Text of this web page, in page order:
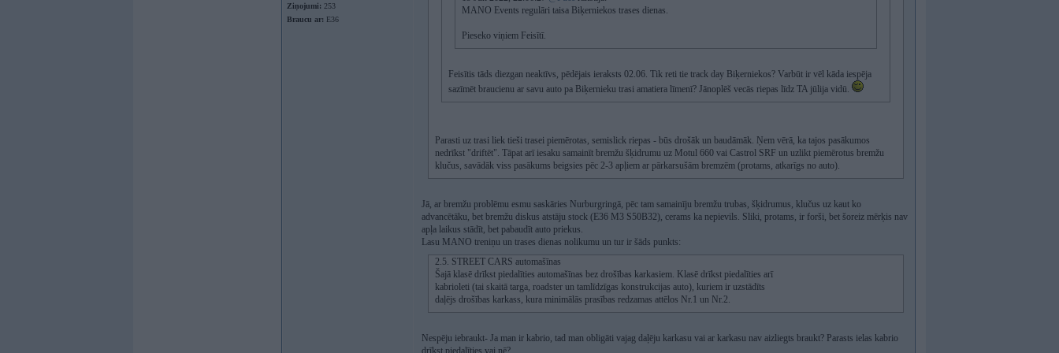
Ziņojumi: 253
Braucu ar: E36
MANO Events regulāri taisa Biķerniekos trases dienas.
Pieseko viņiem Feisītī.
Feisītis tāds diezgan neaktīvs, pēdējais ieraksts 02.06. Tik reti tie track day Biķerniekos? Varbūt ir vēl kāda iespēja
sazīmēt braucienu ar savu auto pa Biķernieku trasi amatiera līmenī? Jānoplēš vecās riepas līdz TA jūlija vidū.
Parasti uz trasi liek tieši trasei piemērotas, semislick riepas - būs drošāk un baudāmāk. Ņem vērā, ka tajos pasākumos
nedrīkst "driftēt". Tāpat arī iesaku samainīt bremžu šķidrumu uz Motul 660 vai Castrol SRF un uzlikt piemērotus bremžu
klučus, savādāk viss pasākums beigsies pēc 2-3 apļiem ar pārkarsušām bremzēm (protams, atkarīgs no auto).
Jā, ar bremžu problēmu esmu saskāries Nurburgringā, pēc tam samainīju bremžu trubas, šķidrumus, klučus uz kaut ko
advancētāku, bet bremžu diskus atstāju stock (E36 M3 S50B32), cerams ka nepievils. Sliki, protams, ir forši, bet šoreiz mērķis nav
apļa laikus stādīt, bet pabaudīt auto priekus.
Lasu MANO treniņu un trases dienas nolikumu un tur ir šāds punkts:
2.5. STREET CARS automašīnas
Šajā klasē drīkst piedalīties automašīnas bez drošības karkasiem. Klasē drīkst piedalīties arī
kabrioleti (tai skaitā targa, roadster un tamlīdzīgas konstrukcijas auto), kuriem ir uzstādīts
daļējs drošības karkass, kura minimālās prasības redzamas attēlos Nr.1 un Nr.2.
Nespēju iebraukt- Ja man ir kabrio, tad man obligāti vajag daļēju karkasu vai ar karkasu nav aizliegts braukt? Parasts ielas kabrio
drīkst piedalīties vai nē?